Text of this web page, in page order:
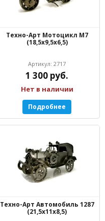
Техно-Арт Мотоцикл М7
(18,5х9,5х6,5)
Артикул: 2717
1 300 руб.
Нет в наличии
Подробнее
Техно-Арт Автомобиль 1287
(21,5х11х8,5)